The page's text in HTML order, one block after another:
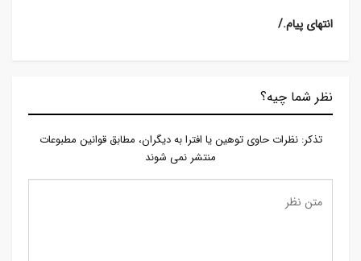
/.انتهای پیام
نظر شما چیه؟
تذكر: نظرات حاوی توهين يا افترا به ديگران، مطابق قوانين مطبوعات
منتشر نمی شوند